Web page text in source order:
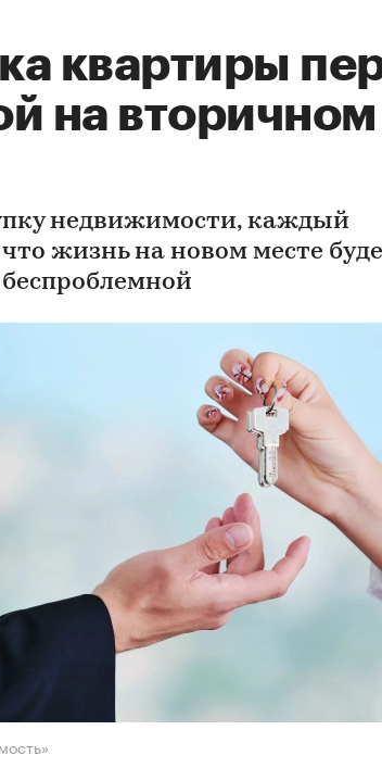
квартиры
на вторичном
недвижимости, каждый
жизнь на новом месте